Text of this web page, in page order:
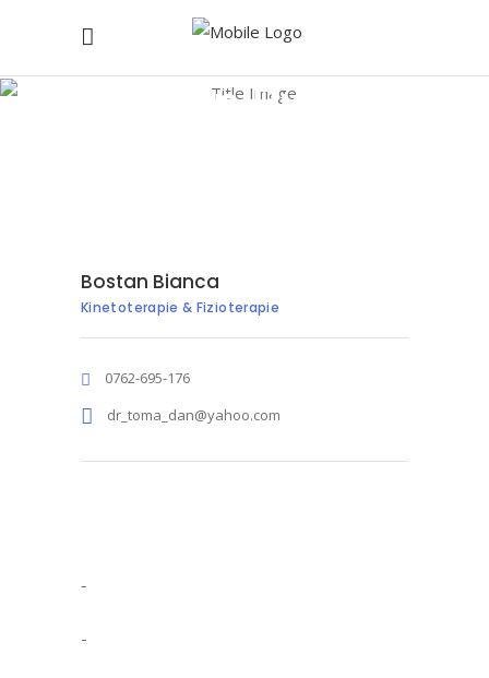
Bostan Bianca
Bostan Bianca
Kinetoterapie & Fizioterapie
0762-695-176
dr_toma_dan@yahoo.com
-
-